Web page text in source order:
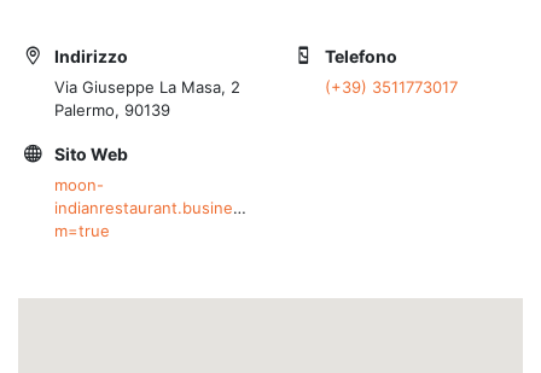
Indirizzo
Via Giuseppe La Masa, 2
Palermo, 90139
Telefono
(+39) 3511773017
Sito Web
moon-
indianrestaurant.business.site/?
m=true